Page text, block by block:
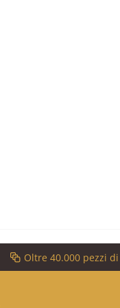
Oltre 40.000 pezzi